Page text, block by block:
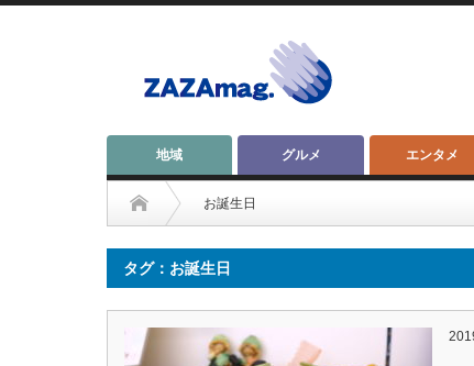
地域 グルメ エンタメ
お誕生日
タグ：お誕生日